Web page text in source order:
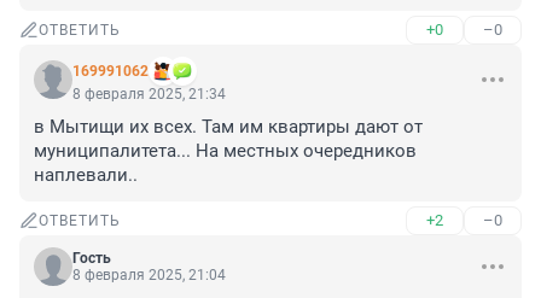
ОТВЕТИТЬ +0 –0
169991062
8 февраля 2025, 21:34
в Мытищи их всех. Там им квартиры дают от
муниципалитета... На местных очередников
наплевали..
ОТВЕТИТЬ +2 –0
Гость
8 февраля 2025, 21:04